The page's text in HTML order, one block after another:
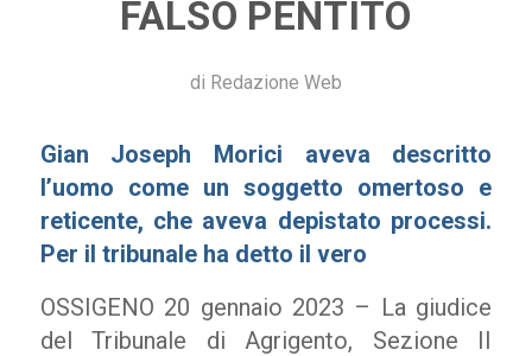
FALSO PENTITO
di Redazione Web
Gian Joseph Morici aveva descritto
l’uomo come un soggetto omertoso e
reticente, che aveva depistato processi.
Per il tribunale ha detto il vero
OSSIGENO 20 gennaio 2023 – La giudice
del Tribunale di Agrigento, Sezione II